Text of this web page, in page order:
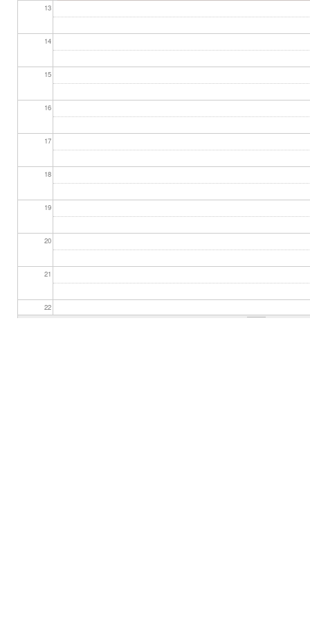
13
14
15
16
17
18
19
20
21
22